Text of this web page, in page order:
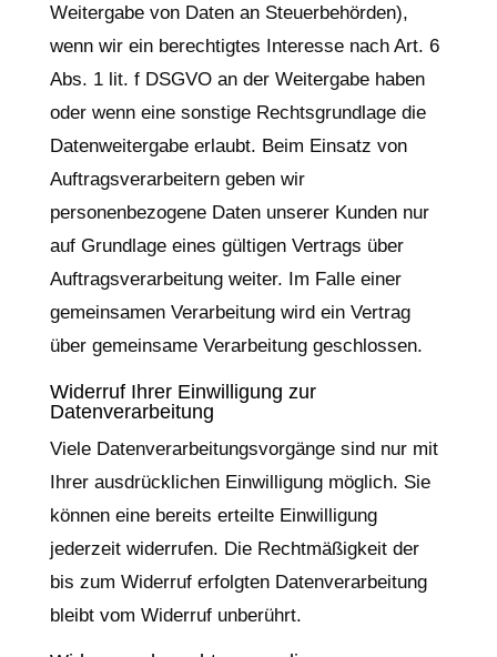
Weitergabe von Daten an Steuerbehörden),
wenn wir ein berechtigtes Interesse nach Art. 6
Abs. 1 lit. f DSGVO an der Weitergabe haben
oder wenn eine sonstige Rechtsgrundlage die
Datenweitergabe erlaubt. Beim Einsatz von
Auftragsverarbeitern geben wir
personenbezogene Daten unserer Kunden nur
auf Grundlage eines gültigen Vertrags über
Auftragsverarbeitung weiter. Im Falle einer
gemeinsamen Verarbeitung wird ein Vertrag
über gemeinsame Verarbeitung geschlossen.
Widerruf Ihrer Einwilligung zur
Datenverarbeitung
Viele Datenverarbeitungsvorgänge sind nur mit
Ihrer ausdrücklichen Einwilligung möglich. Sie
können eine bereits erteilte Einwilligung
jederzeit widerrufen. Die Rechtmäßigkeit der
bis zum Widerruf erfolgten Datenverarbeitung
bleibt vom Widerruf unberührt.